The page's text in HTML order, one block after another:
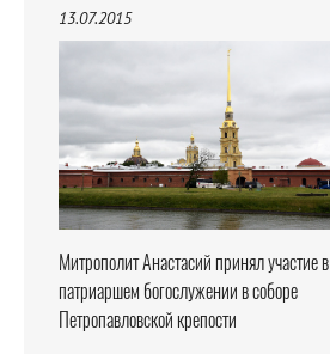
13.07.2015
Митрополит Анастасий принял участие в
патриаршем богослужении в соборе
Петропавловской крепости